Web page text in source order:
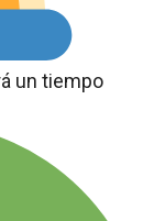
un tiempo